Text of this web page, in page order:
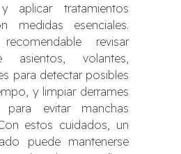
aplicar tratamientos
medidas esenciales.
revisar
asientos, volantes,
para detectar posibles
y limpiar derrames
para evitar manchas
estos cuidados, un
puede mantenerse